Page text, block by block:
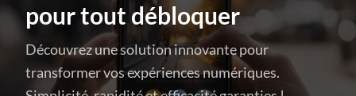
pour tout débloquer
Découvrez une solution innovante pour
transformer vos expériences numériques.